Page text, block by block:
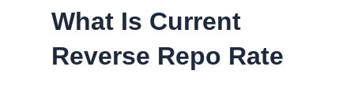
What Is Current
Reverse Repo Rate